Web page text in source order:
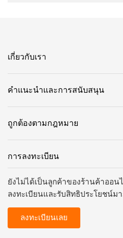
ระบบการมาร์ก
ทำอะไร?
ระบบการมาร์กที่ LAPP ประก
ถึงส่วนประกอบของเครื่องจักร
การมาร์กหมายถึงการระบุและ
อุปกรณ์ที่ชัดเจน
พอร์ตโฟลิโอที่ครอบคลุมของเ
รมาร์กที่เข้ากันได้ดังต่อไปนี้:
เกี่ยวกับเรา
คำแนะนำและการสนับสนุน
ถูกต้องตามกฎหมาย
การลงทะเบียน
ยังไม่ได้เป็นลูกค้าของร้านค้าออน
ลงทะเบียนและรับสิทธิประโยชน์ม
ลงทะเบียนเลย